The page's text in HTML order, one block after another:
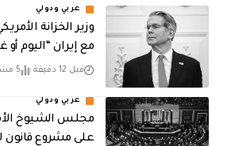
عربي ودولي
وزير الخزانة
مع إيران “اليوم أو
قبل 12 دقيقة 5 مشاهدات
عربي ودولي
مجلس الشيوخ
على مشروع قانون